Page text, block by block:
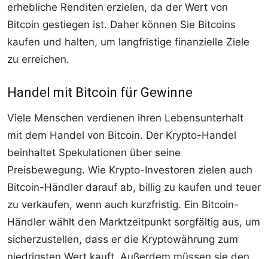
erhebliche Renditen erzielen, da der Wert von
Bitcoin gestiegen ist. Daher können Sie Bitcoins
kaufen und halten, um langfristige finanzielle Ziele
zu erreichen.
Handel mit Bitcoin für Gewinne
Viele Menschen verdienen ihren Lebensunterhalt
mit dem Handel von Bitcoin. Der Krypto-Handel
beinhaltet Spekulationen über seine
Preisbewegung. Wie Krypto-Investoren zielen auch
Bitcoin-Händler darauf ab, billig zu kaufen und teuer
zu verkaufen, wenn auch kurzfristig. Ein Bitcoin-
Händler wählt den Marktzeitpunkt sorgfältig aus, um
sicherzustellen, dass er die Kryptowährung zum
niedrigsten Wert kauft. Außerdem müssen sie den